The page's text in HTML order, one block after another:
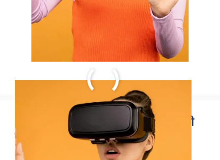
Virtual Reality (VR) वर्चुअल रियलिटी
क्या है?